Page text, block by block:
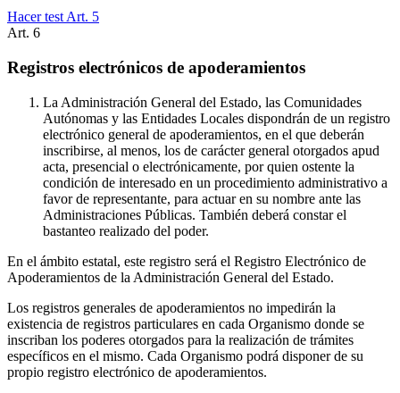
Hacer test Art. 5
Art. 6
Registros electrónicos de apoderamientos
La Administración General del Estado, las Comunidades
Autónomas y las Entidades Locales dispondrán de un registro
electrónico general de apoderamientos, en el que deberán
inscribirse, al menos, los de carácter general otorgados apud
acta, presencial o electrónicamente, por quien ostente la
condición de interesado en un procedimiento administrativo a
favor de representante, para actuar en su nombre ante las
Administraciones Públicas. También deberá constar el
bastanteo realizado del poder.
En el ámbito estatal, este registro será el Registro Electrónico de
Apoderamientos de la Administración General del Estado.
Los registros generales de apoderamientos no impedirán la
existencia de registros particulares en cada Organismo donde se
inscriban los poderes otorgados para la realización de trámites
específicos en el mismo. Cada Organismo podrá disponer de su
propio registro electrónico de apoderamientos.